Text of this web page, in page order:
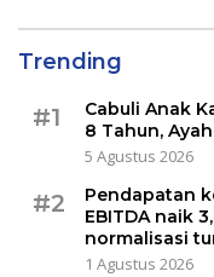
Trending
#1
Cabuli Anak
8 Tahun,
5 Agustus 2026
#2
Pendapatan
EBITDA naik
normalisasi
1 Agustus 2026